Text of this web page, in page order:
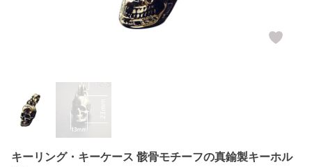
キーリング・キーケース 骸骨モチーフの真鍮製キーホル